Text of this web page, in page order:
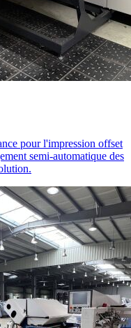
pour l'impression offset
semi-automatique des